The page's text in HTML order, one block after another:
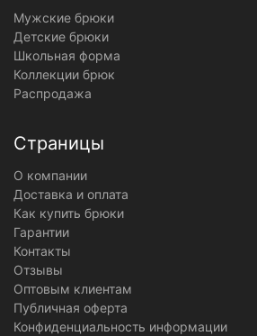
Мужские брюки
Детские брюки
Школьная форма
Коллекции брюк
Распродажа
Страницы
О компании
Доставка и оплата
Как купить брюки
Гарантии
Контакты
Отзывы
Оптовым клиентам
Публичная оферта
Конфиденциальность информации